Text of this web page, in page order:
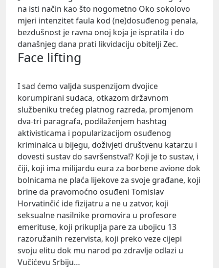
na isti način kao što nogometno Oko sokolovo
mjeri intenzitet faula kod (ne)dosuđenog penala,
bezdušnost je ravna onoj koja je ispratila i do
današnjeg dana prati likvidaciju obitelji Zec.
Face lifting
I sad ćemo valjda suspenzijom dvojice
korumpirani sudaca, otkazom državnom
službeniku trećeg platnog razreda, promjenom
dva-tri paragrafa, podilaženjem hashtag
aktivisticama i popularizacijom osuđenog
kriminalca u bijegu, doživjeti društvenu katarzu i
dovesti sustav do savršenstva!? Koji je to sustav, i
čiji, koji ima milijardu eura za borbene avione dok
bolnicama ne plaća lijekove za svoje građane, koji
brine da pravomoćno osuđeni Tomislav
Horvatinčić ide fizijatru a ne u zatvor, koji
seksualne nasilnike promovira u profesore
emerituse, koji prikuplja pare za ubojicu 13
razoružanih rezervista, koji preko veze cijepi
svoju elitu dok mu narod po zdravlje odlazi u
Vučićevu Srbiju…